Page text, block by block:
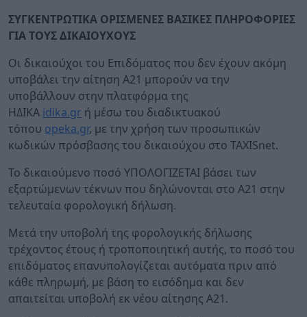
ΣΥΓΚΕΝΤΡΩΤΙΚΑ ΟΡΙΣΜΕΝΕΣ ΒΑΣΙΚΕΣ ΠΛΗΡΟΦΟΡΙΕΣ
ΓΙΑ ΤΟΥΣ ΔΙΚΑΙΟΥΧΟΥΣ
Οι δικαιούχοι του Επιδόματος που δεν έχουν ακόμη
υποβάλει την αίτηση Α21 μπορούν να την
υποβάλλουν στην πλατφόρμα της
ΗΔΙΚΑ idika.gr ή μέσω του διαδικτυακού
τόπου opeka.gr, με την χρήση των προσωπικών
κωδικών πρόσβασης του δικαιούχου στο TAXISnet.
Το δικαιούμενο ποσό ΥΠΟΛΟΓΙΖΕΤΑΙ βάσει των
εξαρτώμενων τέκνων που δηλώνονται στο Α21 στην
τελευταία φορολογική δήλωση.
Μετά την υποβολή της φορολογικής δήλωσης
τρέχοντος έτους ή τροποποιητική αυτής, το ποσό του
επιδόματος επανυπολογίζεται αυτόματα πριν από
κάθε πληρωμή, με βάση το εισόδημα και δεν
απαιτείται υποβολή εκ νέου αίτησης Α21.